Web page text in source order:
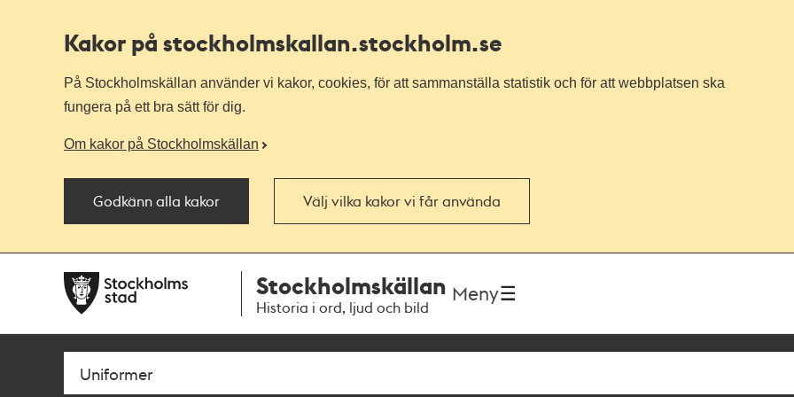
Kakor på stockholmskallan.stockholm.se
På Stockholmskällan använder vi kakor, cookies, för att sammanställa statistik och för att webbplatsen ska
fungera på ett bra sätt för dig.
Om kakor på Stockholmskällan
Godkänn alla kakor Välj vilka kakor vi får använda
navigationen
huvudinnehållet
Stockholmskällan
Historia i ord, ljud och bild
Meny
Sök